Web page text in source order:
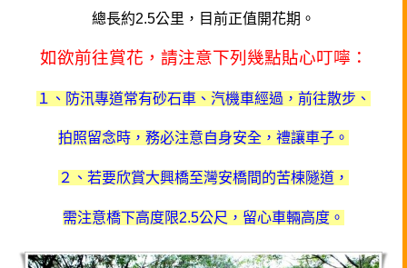
總長約2.5公里，目前正值開花期。
如欲前往賞花，請注意下列幾點貼心叮嚀：
１、防汛專道常有砂石車、汽機車經過，前往散步、
拍照留念時，務必注意自身安全，禮讓車子。
２、若要欣賞大興橋至灣安橋間的苦楝隧道，
需注意橋下高度限2.5公尺，留心車輛高度。